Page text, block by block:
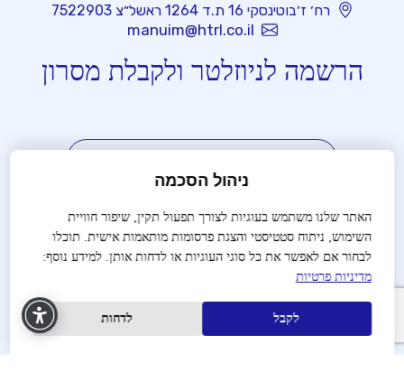
רח׳ ז׳בוטינסקי 16 ת.ד 1264 ראשל״צ 7522903
manuim@htrl.co.il
הרשמה לניוזלטר ולקבלת מסרון
דוא''ל
טלפון
מאשר קבלת פרסום בדוא"ל ובמסרון
אני מאשר/ת כי קראתי והבנתי אתמדיניות
ניהול הסכמה
האתר שלנו משתמש בעוגיות לצורך תפעול תקין, שיפור חוויית
השימוש, ניתוח סטטיסטי והצגת פרסומות מותאמות אישית. תוכלו
לבחור אם לאפשר את כל סוגי העוגיות או לדחות אותן. למידע נוסף:
מדיניות פרטיות
לקבל לדחות